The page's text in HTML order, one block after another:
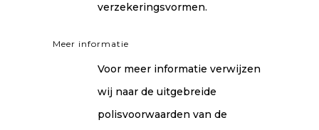
verzekeringsvormen.
Meer informatie
Voor meer informatie verwijzen
wij naar de uitgebreide
polisvoorwaarden van de